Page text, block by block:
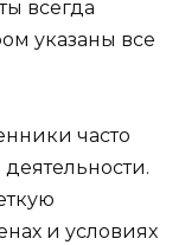
всегда
указаны все
часто
и условиях